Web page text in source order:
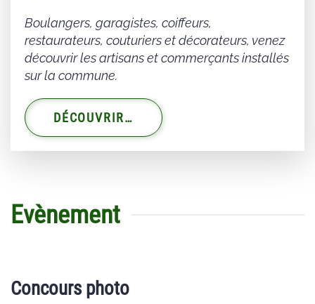
Boulangers, garagistes, coiffeurs,
restaurateurs, couturiers et décorateurs, venez
découvrir les artisans et commerçants installés
sur la commune.
DÉCOUVRIR…
Evènement
Concours photo